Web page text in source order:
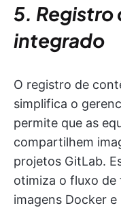
5. Registro
integrado
O registro de
simplifica o
permite que as
compartilhem
projetos GitLab.
otimiza o fluxo de
imagens Docker